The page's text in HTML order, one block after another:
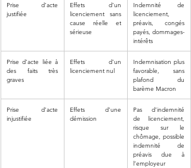
Prise d’acte
justifiée
Effets d’un
licenciement sans
cause réelle et
sérieuse
Indemnité de
licenciement,
préavis, congés
payés, dommages-
intérêts
Prise d’acte liée à
des faits très
graves
Effets d’un
licenciement nul
Indemnisation plus
favorable, sans
plafond du
barème Macron
Prise d’acte
injustifiée
Effets d’une
démission
Pas d’indemnité
de licenciement,
risque sur le
chômage, possible
indemnité de
préavis due à
l’employeur